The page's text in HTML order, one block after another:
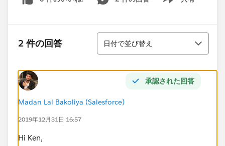
Show menu
2 件の回答
並び替え
日付で並び替え
承認された回答
Madan Lal Bakoliya (Salesforce)
2019年12月31日 16:57
Hi Ken,